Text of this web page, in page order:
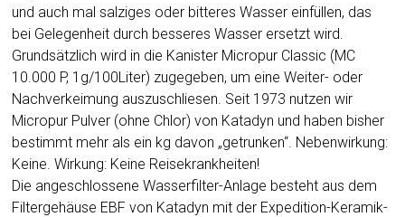
und auch mal salziges oder bitteres Wasser einfüllen, das
bei Gelegenheit durch besseres Wasser ersetzt wird.
Grundsätzlich wird in die Kanister Micropur Classic (MC
10.000 P, 1g/100Liter) zugegeben, um eine Weiter- oder
Nachverkeimung auszuschliesen. Seit 1973 nutzen wir
Micropur Pulver (ohne Chlor) von Katadyn und haben bisher
bestimmt mehr als ein kg davon „getrunken“. Nebenwirkung:
Keine. Wirkung: Keine Reisekrankheiten!
Die angeschlossene Wasserfilter-Anlage besteht aus dem
Filtergehäuse EBF von Katadyn mit der Expedition-Keramik-